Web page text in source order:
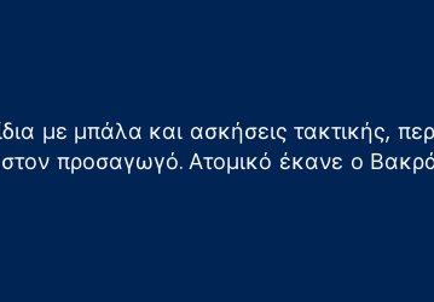
με μπάλα και ασκήσεις τακτικής,
προσαγωγό. Ατομικό έκανε ο